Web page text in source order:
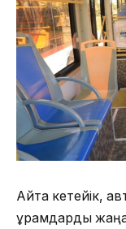
Айта кетейік,
құрамдарды